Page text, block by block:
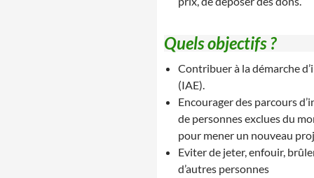
Quels objectifs ?
Contribuer à la démarche
(IAE).
Encourager des parcours
de personnes exclues du
pour mener un nouveau
Eviter de jeter, enfouir,
d’autres personnes